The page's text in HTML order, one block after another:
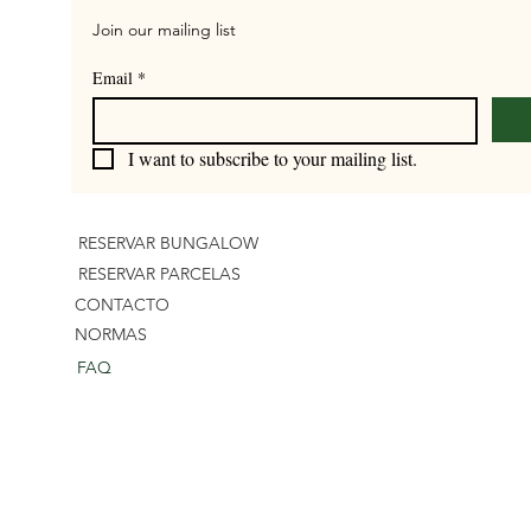
Join our mailing list
Email *
I want to subscribe to your mailing list.
RESERVAR BUNGALOW
RESERVAR PARCELAS
CONTACTO
NORMAS
FAQ